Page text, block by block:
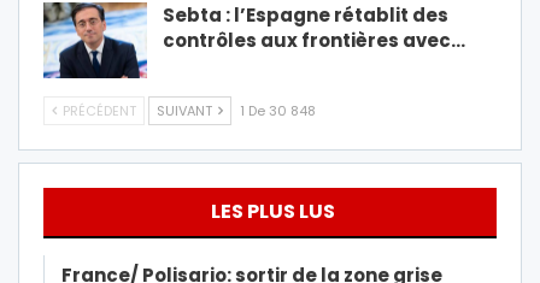
Sebta : l’Espagne rétablit des
contrôles aux frontières avec…
PRÉCÉDENT SUIVANT 1 De 30 848
LES PLUS LUS
France/ Polisario: sortir de la zone grise